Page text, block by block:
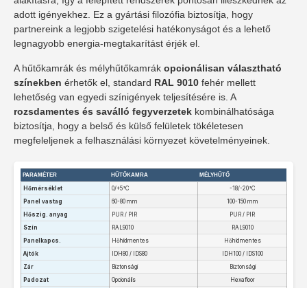
adott igényekhez. Ez a gyártási filozófia biztosítja, hogy
partnereink a legjobb szigetelési hatékonyságot és a lehető
legnagyobb energia-megtakarítást érjék el.
A hűtőkamrák és mélyhűtőkamrák opcionálisan választható
színekben érhetők el, standard RAL 9010 fehér mellett
lehetőség van egyedi színigények teljesítésére is. A
rozsdamentes és saválló fegyverzetek kombinálhatósága
biztosítja, hogy a belső és külső felületek tökéletesen
megfeleljenek a felhasználási környezet követelményeinek.
PARAMÉTER HŰTŐKAMRA MÉLYHŰTŐ
Hőmérséklet 0/+5°C
-18/-20°C
Panel vastag
60-80 mm
100-150 mm
Hőszig. anyag
PUR / PIR
PUR / PIR
Szín
RAL9010
RAL9010
Panelkapcs.
Hőhídmentes
Hőhídmentes
Ajtók
IDH80 / IDS80
IDH100 / IDS100
Zár
Biztonsági
Biztonsági
Padozat
Opcionális
Hexafloor